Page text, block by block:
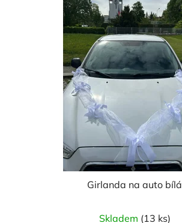
Girlanda na auto bílá
Skladem (13 ks)